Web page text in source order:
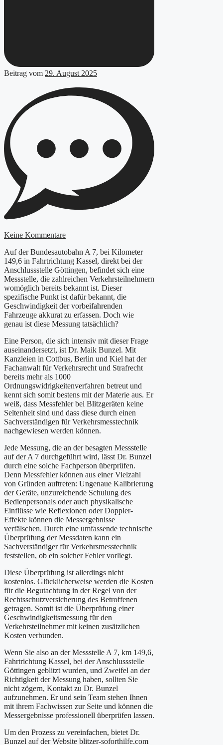
Beitrag vom 29. August 2025
Keine Kommentare
Auf der Bundesautobahn A 7, bei Kilometer
149,6 in Fahrtrichtung Kassel, direkt bei der
Anschlussstelle Göttingen, befindet sich eine
Messstelle, die zahlreichen Verkehrsteilnehmern
womöglich bereits bekannt ist. Dieser
spezifische Punkt ist dafür bekannt, die
Geschwindigkeit der vorbeifahrenden
Fahrzeuge akkurat zu erfassen. Doch wie
genau ist diese Messung tatsächlich?
Eine Person, die sich intensiv mit dieser Frage
auseinandersetzt, ist Dr. Maik Bunzel. Mit
Kanzleien in Cottbus, Berlin und Kiel hat der
Fachanwalt für Verkehrsrecht und Strafrecht
bereits mehr als 1000
Ordnungswidrigkeitenverfahren betreut und
kennt sich somit bestens mit der Materie aus. Er
weiß, dass Messfehler bei Blitzgeräten keine
Seltenheit sind und dass diese durch einen
Sachverständigen für Verkehrsmesstechnik
nachgewiesen werden können.
Jede Messung, die an der besagten Messstelle
auf der A 7 durchgeführt wird, lässt Dr. Bunzel
durch eine solche Fachperson überprüfen.
Denn Messfehler können aus einer Vielzahl
von Gründen auftreten: Ungenaue Kalibrierung
der Geräte, unzureichende Schulung des
Bedienpersonals oder auch physikalische
Einflüsse wie Reflexionen oder Doppler-
Effekte können die Messergebnisse
verfälschen. Durch eine umfassende technische
Überprüfung der Messdaten kann ein
Sachverständiger für Verkehrsmesstechnik
feststellen, ob ein solcher Fehler vorliegt.
Diese Überprüfung ist allerdings nicht
kostenlos. Glücklicherweise werden die Kosten
für die Begutachtung in der Regel von der
Rechtsschutzversicherung des Betroffenen
getragen. Somit ist die Überprüfung einer
Geschwindigkeitsmessung für den
Verkehrsteilnehmer mit keinen zusätzlichen
Kosten verbunden.
Wenn Sie also an der Messstelle A 7, km 149,6,
Fahrtrichtung Kassel, bei der Anschlussstelle
Göttingen geblitzt wurden, und Zweifel an der
Richtigkeit der Messung haben, sollten Sie
nicht zögern, Kontakt zu Dr. Bunzel
aufzunehmen. Er und sein Team stehen Ihnen
mit ihrem Fachwissen zur Seite und können die
Messergebnisse professionell überprüfen lassen.
Um den Prozess zu vereinfachen, bietet Dr.
Bunzel auf der Website blitzer-soforthilfe.com